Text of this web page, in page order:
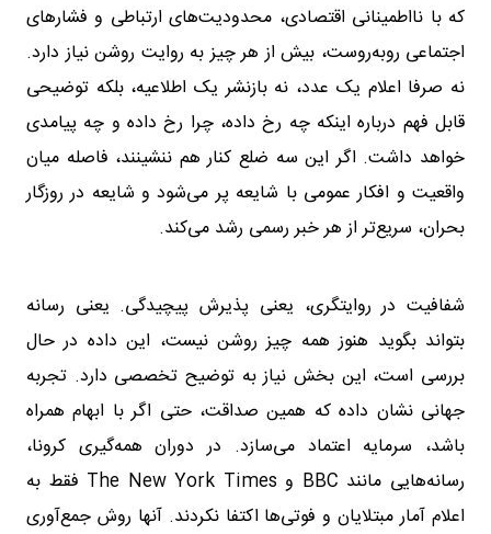
که با نااطمینانی اقتصادی، محدودیت‌های ارتباطی و فشارهای
اجتماعی روبه‌روست، بیش از هر چیز به روایت روشن نیاز دارد.
نه صرفا اعلام یک عدد، نه بازنشر یک اطلاعیه، بلکه توضیحی
قابل فهم درباره اینکه چه رخ داده، چرا رخ داده و چه پیامدی
خواهد داشت. اگر این سه ضلع کنار هم ننشینند، فاصله میان
واقعیت و افکار عمومی با شایعه پر می‌شود و شایعه در روزگار
بحران، سریع‌تر از هر خبر رسمی رشد می‌کند.
شفافیت در روایتگری، یعنی پذیرش پیچیدگی. یعنی رسانه
بتواند بگوید هنوز همه چیز روشن نیست، این داده در حال
بررسی است، این بخش نیاز به توضیح تخصصی دارد. تجربه
جهانی نشان داده که همین صداقت، حتی اگر با ابهام همراه
باشد، سرمایه اعتماد می‌سازد. در دوران همه‌گیری کرونا،
رسانه‌هایی مانند BBC و The New York Times فقط به
اعلام آمار مبتلایان و فوتی‌ها اکتفا نکردند. آنها روش جمع‌آوری